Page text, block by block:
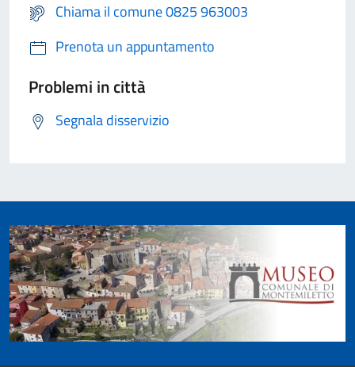
Chiama il comune 0825 963003
Prenota un appuntamento
Problemi in città
Segnala disservizio